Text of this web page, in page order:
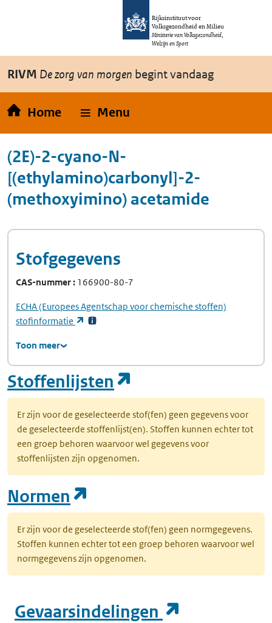
Overslaan en naar de inhoud gaan
Rijksinstituut voor
Volksgezondheid en Milieu
Ministerie van Volksgezondheid,
Welzijn en Sport
RIVM De zorg van morgen begint vandaag
Home Menu
(2E)-2-cyano-N-
[(ethylamino)carbonyl]-2-
(methoxyimino) acetamide
Stofgegevens
CAS-nummer 166900-80-7
ECHA(Europees Agentschap voor chemische stoffen)
stofinformatie
(opent in een nieuw tabblad)
Toon meer
Stoffenlijsten
Er zijn voor de geselecteerde stof(fen) geen gegevens voor
de geselecteerde stoffenlijst(en). Stoffen kunnen echter tot
een groep behoren waarvoor wel gegevens voor
stoffenlijsten zijn opgenomen.
Normen
Er zijn voor de geselecteerde stof(fen) geen normgegevens.
Stoffen kunnen echter tot een groep behoren waarvoor wel
normgegevens zijn opgenomen.
Gevaarsindelingen